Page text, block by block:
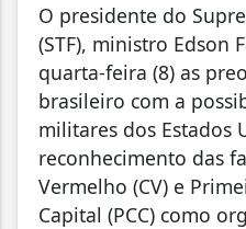
O presidente do
(STF), ministro Edson
quarta-feira (8) as
brasileiro com a
militares dos Estados
reconhecimento das
Vermelho (CV) e
Capital (PCC) como